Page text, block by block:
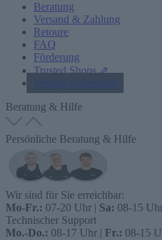
Beratung
Versand & Zahlung
Retoure
FAQ
Förderung
Trusted Shops ⇗
Vertrag widerrufen
Beratung & Hilfe
Persönliche Beratung & Hilfe
Wir sind für Sie erreichbar:
Mo-Fr.: 07-20 Uhr | Sa: 08-15
Technischer Support
Mo.-Do.: 08-17 Uhr | Fr.: 08-15